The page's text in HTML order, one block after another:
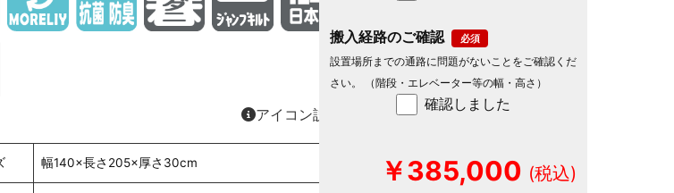
アイコン説明
幅140×長さ205×厚さ30cm
搬入経路のご確認
確認しました
設置場所までの通路に問題がないことをご確認くだ
さい。 （階段・エレベーター等の幅・高さ）
￥385,000